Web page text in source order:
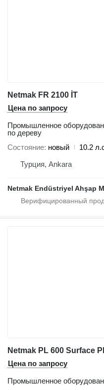
Netmak FR 2100 İT
Цена по запросу
Промышленное
по дереву
Состояние новый
10.2
Турция, Ankara
Netmak PL 600 Surface
Цена по запросу
Промышленное